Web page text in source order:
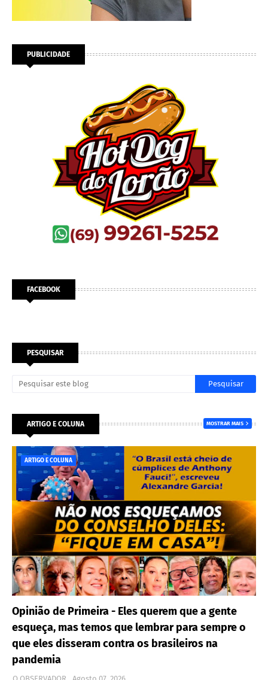
PUBLICIDADE
FACEBOOK
PESQUISAR
ARTIGO E COLUNA MOSTRAR MAIS
ARTIGO E COLUNA
Opinião de Primeira - Eles querem que a gente
esqueça, mas temos que lembrar para sempre o
que eles disseram contra os brasileiros na
pandemia